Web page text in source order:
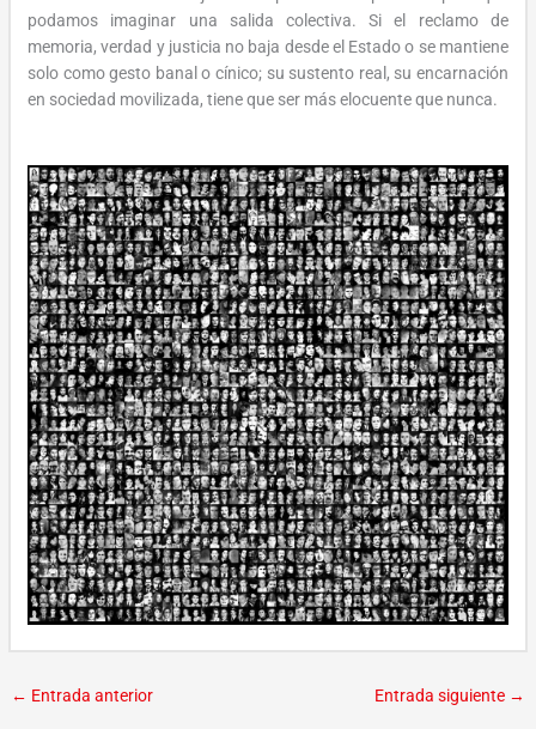
podamos imaginar una salida colectiva. Si el reclamo de
memoria, verdad y justicia no baja desde el Estado o se mantiene
solo como gesto banal o cínico; su sustento real, su encarnación
en sociedad movilizada, tiene que ser más elocuente que nunca.
← Entrada anterior Entrada siguiente →